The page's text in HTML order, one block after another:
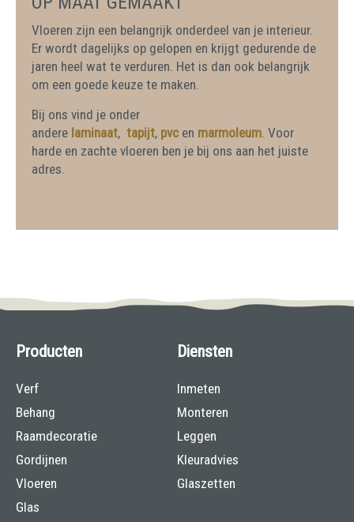
Vloeren zijn een belangrijk onderdeel van je interieur.
Er wordt dagelijks op gelopen en krijgt gedurende de
jaren heel wat te verduren. Het is dan ook belangrijk
om een goede keuze te maken.
Bij ons vind je onder
andere laminaat, tapijt, pvc en marmoleum. Voor
harde en zachte vloeren ben je bij ons aan het juiste
adres.
Producten
Verf
Behang
Raamdecoratie
Gordijnen
Vloeren
Glas
Diensten
Inmeten
Monteren
Leggen
Kleuradvies
Glaszetten